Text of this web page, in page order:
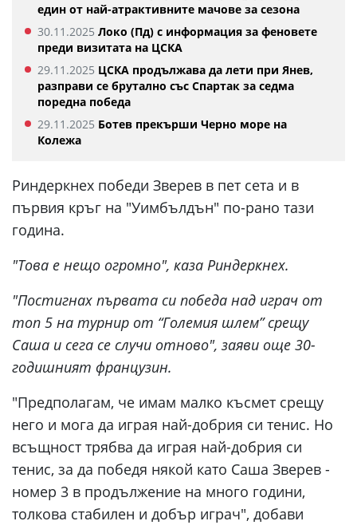
един от най-атрактивните мачове за сезона
30.11.2025 Локо (Пд) с информация за феновете
преди визитата на ЦСКА
29.11.2025 ЦСКА продължава да лети при Янев,
разправи се брутално със Спартак за седма
поредна победа
29.11.2025 Ботев прекърши Черно море на
Колежа
Риндеркнех победи Зверев в пет сета и в
първия кръг на "Уимбълдън" по-рано тази
година.
"Това е нещо огромно", каза Риндеркнех.
"Постигнах първата си победа над играч от
топ 5 на турнир от “Големия шлем” срещу
Саша и сега се случи отново", заяви още 30-
годишният французин.
"Предполагам, че имам малко късмет срещу
него и мога да играя най-добрия си тенис. Но
всъщност трябва да играя най-добрия си
тенис, за да победя някой като Саша Зверев -
номер 3 в продължение на много години,
толкова стабилен и добър играч", добави